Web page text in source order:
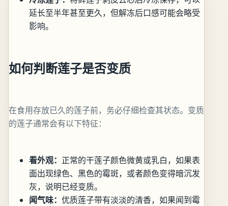
延长至半年甚至更久，但解冻后口感可能会略受
影响。
如何判断莲子是否变质
在食用存放已久的莲子前，务必仔细检查其状态。变质
的莲子通常会有以下特征：
看外观： 正常的干莲子颜色微黄或乳白，如果表
面出现绿色、黑色的霉斑，或者颜色变得暗沉发
灰，说明已经变质。
闻气味： 优质莲子带有淡淡的清香，如果闻到霉